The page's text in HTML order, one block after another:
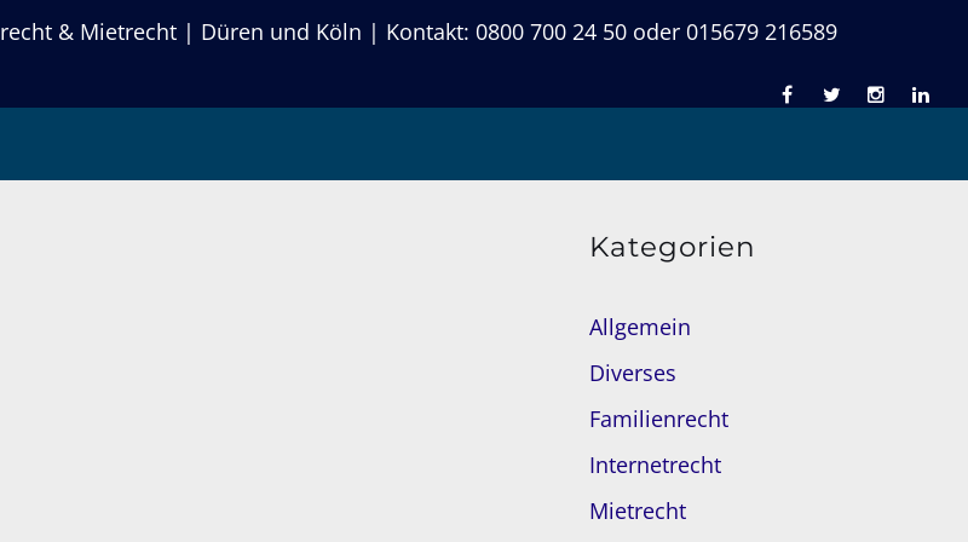
& Mietrecht | Düren und Köln | Kontakt: 0800 700 24 50 oder 015679 216589
Kategorien
Allgemein
Diverses
Familienrecht
Internetrecht
Mietrecht